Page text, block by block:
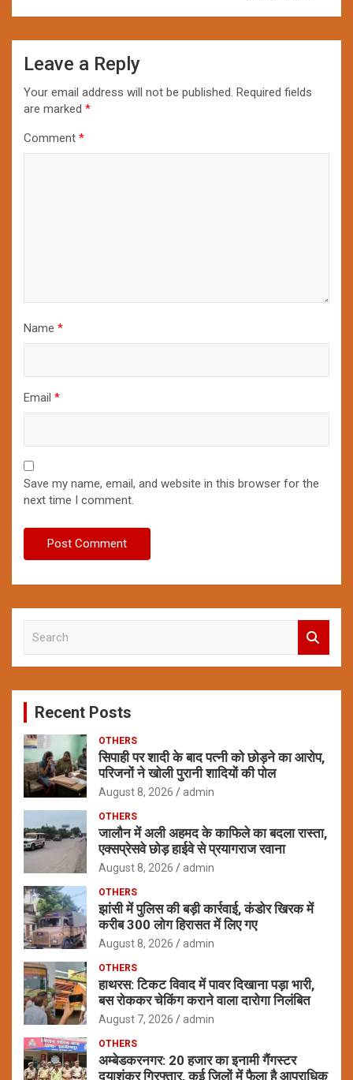
Leave a Reply
Your email address will not be published. Required fields
are marked *
Comment *
Name *
Email *
Save my name, email, and website in this browser for the
next time I comment.
c
Recent Posts
OTHERS
सिपाही पर शादी के बाद पत्नी को छोड़ने का आरोप,
परिजनों ने खोली पुरानी शादियों की पोल
August 8, 2026 admin
OTHERS
जालौन में अली अहमद के काफिले का बदला रास्ता,
एक्सप्रेसवे छोड़ हाईवे से प्रयागराज रवाना
August 8, 2026 admin
OTHERS
झांसी में पुलिस की बड़ी कार्रवाई, कंडोर खिरक में
करीब 300 लोग हिरासत में लिए गए
August 8, 2026 admin
OTHERS
हाथरस: टिकट विवाद में पावर दिखाना पड़ा भारी,
बस रोककर चेकिंग कराने वाला दारोगा निलंबित
August 7, 2026 admin
OTHERS
अम्बेडकरनगर: 20 हजार का इनामी गैंगस्टर
दयाशंकर गिरफ्तार, कई जिलों में फैला है आपराधिक